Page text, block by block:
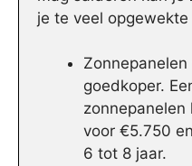
je te veel
goedkoper.
zonnepanelen
voor €5.750
6 tot 8 jaar.